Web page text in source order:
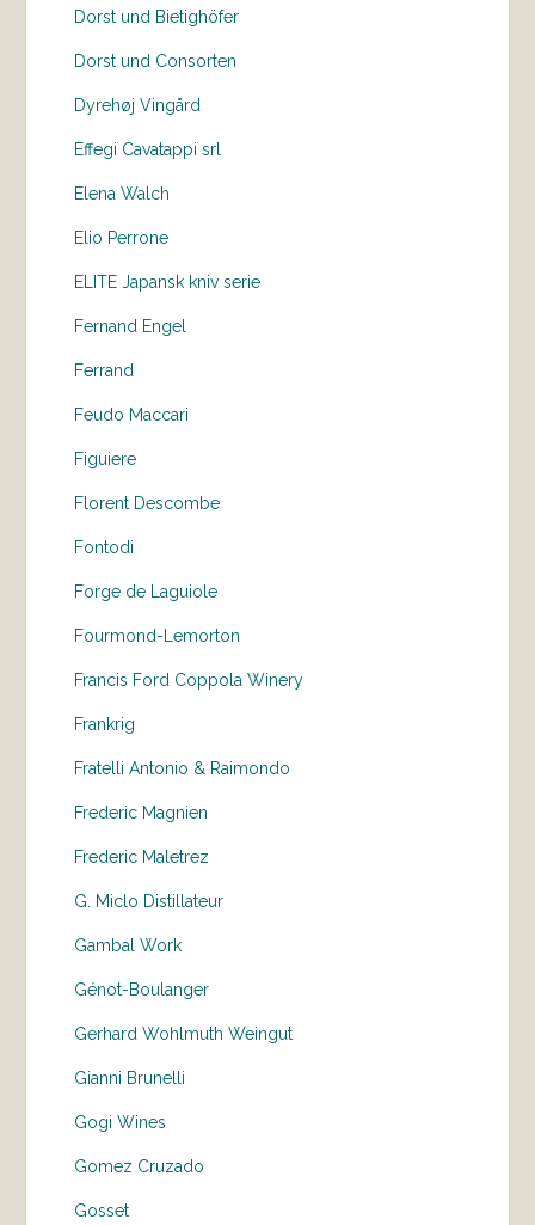
Dorst und Bietighöfer
Dorst und Consorten
Dyrehøj Vingård
Effegi Cavatappi srl
Elena Walch
Elio Perrone
ELITE Japansk kniv serie
Fernand Engel
Ferrand
Feudo Maccari
Figuiere
Florent Descombe
Fontodi
Forge de Laguiole
Fourmond-Lemorton
Francis Ford Coppola Winery
Frankrig
Fratelli Antonio & Raimondo
Frederic Magnien
Frederic Maletrez
G. Miclo Distillateur
Gambal Work
Génot-Boulanger
Gerhard Wohlmuth Weingut
Gianni Brunelli
Gogi Wines
Gomez Cruzado
Gosset